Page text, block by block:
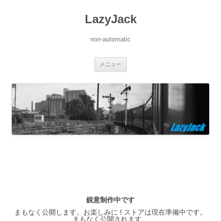
LazyJack
non-automatic
メニュー
ツ
へ
ス
キ
ッ
プ
鋭意制作中です
まもなく公開します。お楽しみに ! ストアは現在準備中です。
まもなく公開されます。